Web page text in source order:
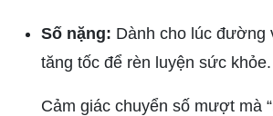
Số nặng: Dành cho lúc đường
tăng tốc để rèn luyện sức khỏe.
Cảm giác chuyển số mượt mà